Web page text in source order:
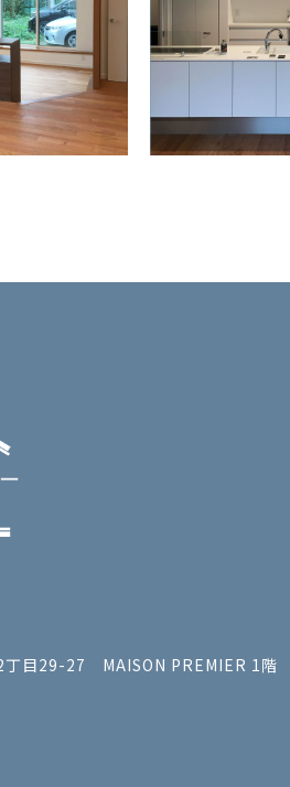
丁目29-27 MAISON PREMIER 1階